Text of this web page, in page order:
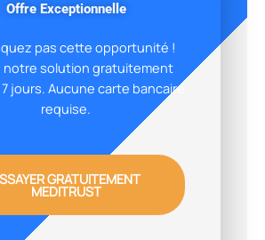
Offre Exceptionnelle
pas cette opportunité !
notre solution gratuitement
jours. Aucune carte bancaire
requise.
GRATUITEMENT
MEDITRUST